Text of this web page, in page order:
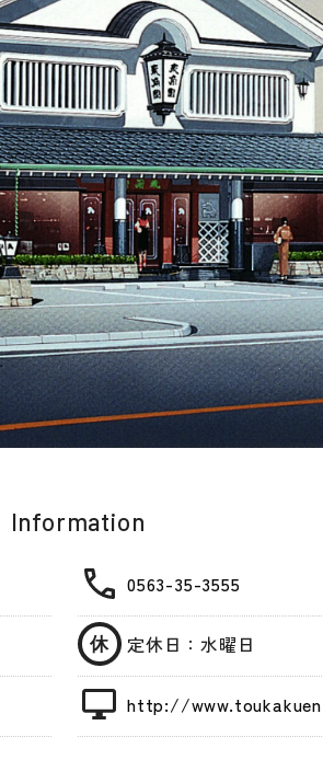
Information
0563-35-3555
定休日：水曜日
http://